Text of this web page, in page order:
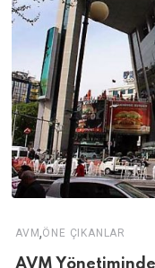
AVM,ÖNE ÇIKANLAR
AVM